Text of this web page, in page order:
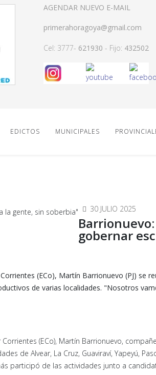
AGENDAR NUEVO E-MAIL
primerahoragoya@gmail.com
Cel: 3777- 621930 - Fijo: 432502
EDICTOS MUNICIPALES
30 JULIO 2025
gobernar
(ECo), Martín Barrionuevo (PJ) se
de varias localidades. "Nosotros
(ECo), Martín Barrionuevo,
de Alvear, La Cruz, Guaviraví, Yapeyú,
participó de las actividades junto a